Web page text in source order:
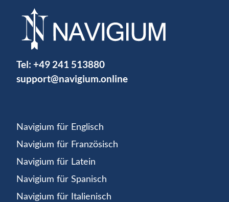
Tel: +49 241 513880
support@navigium.online
Navigium für Englisch
Navigium für Französisch
Navigium für Latein
Navigium für Spanisch
Navigium für Italienisch